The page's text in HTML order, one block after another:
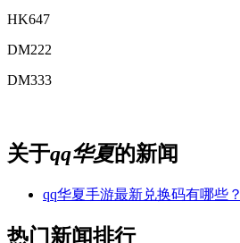
HK647
DM222
DM333
关于qq华夏的新闻
qq华夏手游最新兑换码有哪些？
热门新闻排行